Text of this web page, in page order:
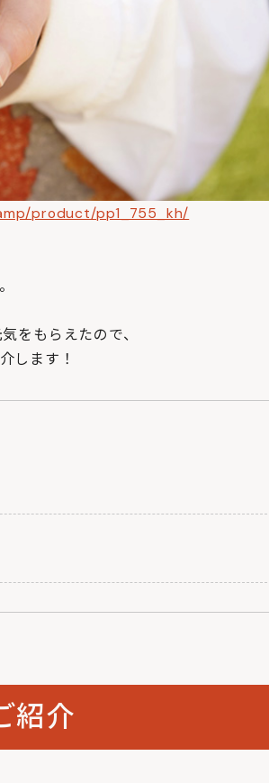
product/pp1_755_kh/
をもらえたので、
します！
紹介